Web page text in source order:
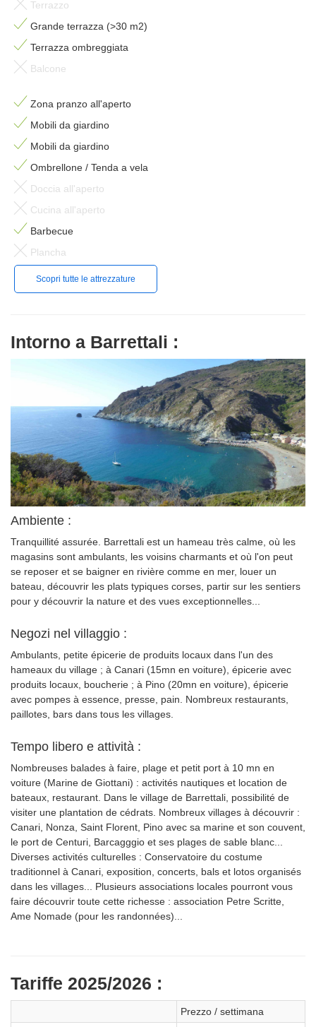
Terrazzo
Grande terrazza (>30 m2)
Terrazza ombreggiata
Balcone
Zona pranzo all'aperto
Mobili da giardino
Mobili da giardino
Ombrellone / Tenda a vela
Doccia all'aperto
Cucina all'aperto
Barbecue
Plancha
Scopri tutte le attrezzature
Intorno a Barrettali :
Ambiente :
Tranquillité assurée. Barrettali est un hameau très calme, où les
magasins sont ambulants, les voisins charmants et où l'on peut
se reposer et se baigner en rivière comme en mer, louer un
bateau, découvrir les plats typiques corses, partir sur les sentiers
pour y découvrir la nature et des vues exceptionnelles...
Negozi nel villaggio :
Ambulants, petite épicerie de produits locaux dans l'un des
hameaux du village ; à Canari (15mn en voiture), épicerie avec
produits locaux, boucherie ; à Pino (20mn en voiture), épicerie
avec pompes à essence, presse, pain. Nombreux restaurants,
paillotes, bars dans tous les villages.
Tempo libero e attività :
Nombreuses balades à faire, plage et petit port à 10 mn en
voiture (Marine de Giottani) : activités nautiques et location de
bateaux, restaurant. Dans le village de Barrettali, possibilité de
visiter une plantation de cédrats. Nombreux villages à découvrir :
Canari, Nonza, Saint Florent, Pino avec sa marine et son couvent,
le port de Centuri, Barcagggio et ses plages de sable blanc...
Diverses activités culturelles : Conservatoire du costume
traditionnel à Canari, exposition, concerts, bals et lotos organisés
dans les villages... Plusieurs associations locales pourront vous
faire découvrir toute cette richesse : association Petre Scritte,
Ame Nomade (pour les randonnées)...
Tariffe 2025/2026 :
Prezzo / settimana